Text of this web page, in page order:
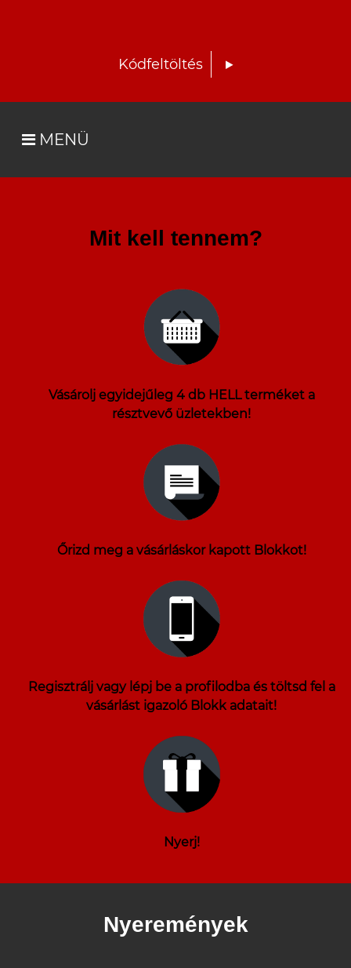
Kódfeltöltés
MENÜ
Mit kell tennem?
Vásárolj egyidejűleg 4 db HELL terméket a
résztvevő üzletekben!
Őrizd meg a vásárláskor kapott Blokkot!
Regisztrálj vagy lépj be a profilodba és töltsd fel a
vásárlást igazoló Blokk adatait!
Nyerj!
Nyeremények